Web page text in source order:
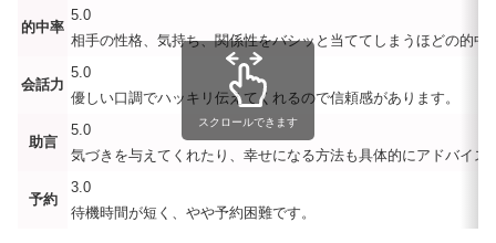
的中率
5.0
相手の性格、気持ち、関係性をバシッと当ててしまうほどの的中
会話力
5.0
優しい口調でハッキリ伝えてくれるので信頼感があります。
助言
5.0
気づきを与えてくれたり、幸せになる方法も具体的にアドバイス
予約
3.0
待機時間が短く、やや予約困難です。
スクロールできます